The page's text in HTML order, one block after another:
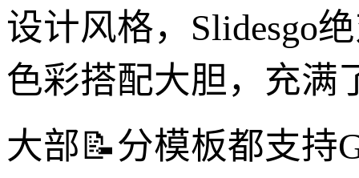
设计风格，Slidesgo
色彩搭配大胆，充满
大部📝分模板都支持